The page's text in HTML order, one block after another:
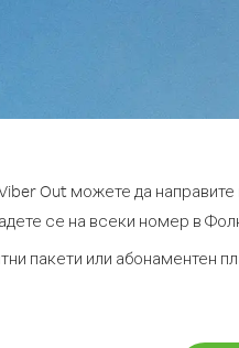
Out можете да
се на всеки номер в
пакети или абонаментен